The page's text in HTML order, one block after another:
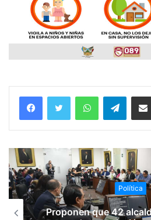
WhatsApp
Política
Proponen que 42